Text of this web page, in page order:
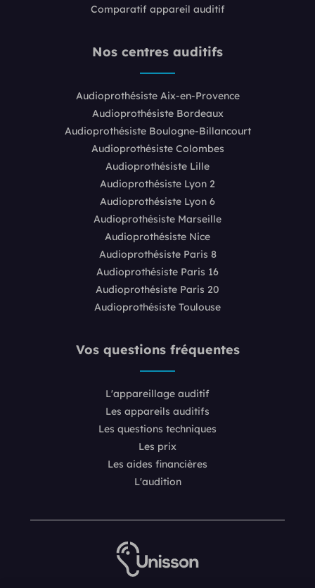
Comparatif appareil auditif
Nos centres auditifs
Audioprothésiste Aix-en-Provence
Audioprothésiste Bordeaux
Audioprothésiste Boulogne-Billancourt
Audioprothésiste Colombes
Audioprothésiste Lille
Audioprothésiste Lyon 2
Audioprothésiste Lyon 6
Audioprothésiste Marseille
Audioprothésiste Nice
Audioprothésiste Paris 8
Audioprothésiste Paris 16
Audioprothésiste Paris 20
Audioprothésiste Toulouse
Vos questions fréquentes
L'appareillage auditif
Les appareils auditifs
Les questions techniques
Les prix
Les aides financières
L'audition